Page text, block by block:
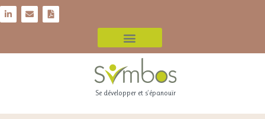
Se développer et s'épanouïr